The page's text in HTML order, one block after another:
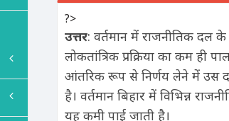
?>
उत्तर: वर्तमान में राजनीतिक दल के
लोकतांत्रिक प्रक्रिया का कम ही
आंतरिक रूप से निर्णय लेने में उस
है। वर्तमान बिहार में विभिन्न
यह कमी पाई जाती है।